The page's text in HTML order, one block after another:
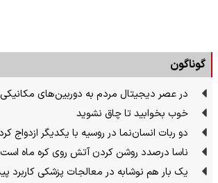
گوناگون
در عصر دیجیتال مردم به دوربین‌های مکانیکی
خوب بخوابید تا چاق نشوید
دو ربات انسان‌نما در روسیه با یکدیگر ازدواج
ناسا درصدد روشن کردن آتش روی کره ماه است
یک بار هم نوشابه در معالجات پزشکی کاربرد